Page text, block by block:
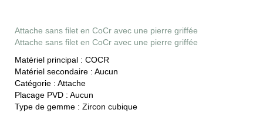
Attache sans filet en CoCr avec une pierre griffée
Attache sans filet en CoCr avec une pierre griffée
Matériel principal : COCR
Matériel secondaire : Aucun
Catégorie : Attache
Placage PVD : Aucun
Type de gemme : Zircon cubique